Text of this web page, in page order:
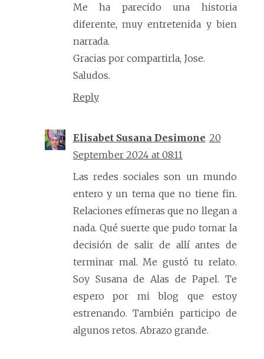
Me ha parecido una historia
diferente, muy entretenida y bien
narrada.
Gracias por compartirla, Jose.
Saludos.
Reply
Elisabet Susana Desimone 20
September 2024 at 08:11
Las redes sociales son un mundo
entero y un tema que no tiene fin.
Relaciones efímeras que no llegan a
nada. Qué suerte que pudo tomar la
decisión de salir de allí antes de
terminar mal. Me gustó tu relato.
Soy Susana de Alas de Papel. Te
espero por mi blog que estoy
estrenando. También participo de
algunos retos. Abrazo grande.